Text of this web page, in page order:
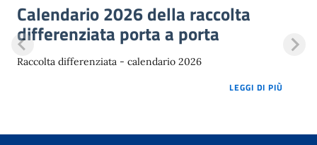
Calendario 2026 della raccolta
differenziata porta a porta
Raccolta differenziata - calendario 2026
LEGGI DI PIÙ